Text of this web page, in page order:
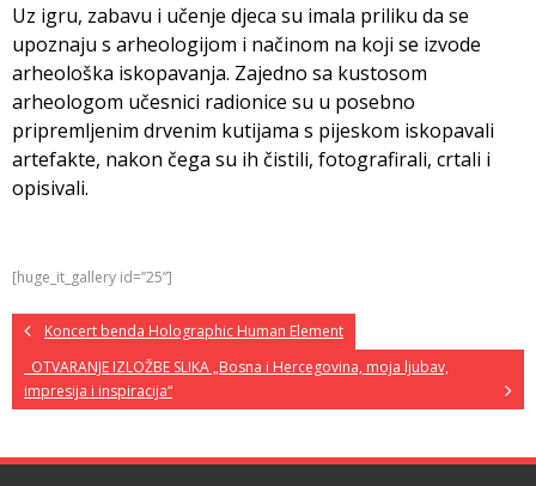
Uz igru, zabavu i učenje djeca su imala priliku da se
upoznaju s arheologijom i načinom na koji se izvode
arheološka iskopavanja. Zajedno sa kustosom
arheologom učesnici radionice su u posebno
pripremljenim drvenim kutijama s pijeskom iskopavali
artefakte, nakon čega su ih čistili, fotografirali, crtali i
opisivali.
[huge_it_gallery id=”25”]
Koncert benda Holographic Human Element
OTVARANJE IZLOŽBE SLIKA „Bosna i Hercegovina, moja ljubav,
impresija i inspiracija“